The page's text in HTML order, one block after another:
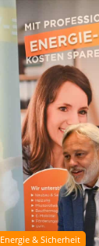
Energie & Sicherheit